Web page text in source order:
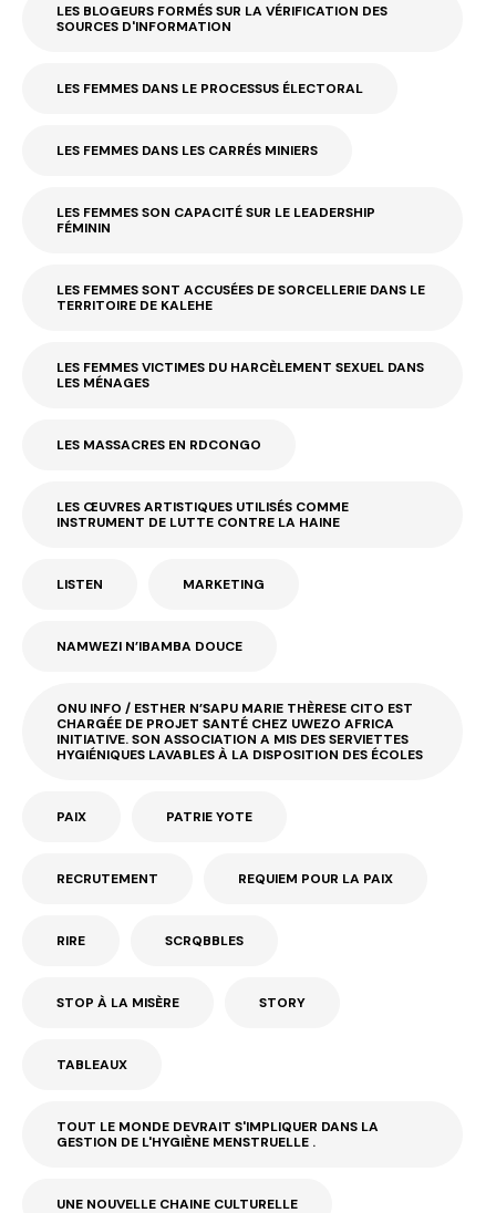
LES BLOGEURS FORMÉS SUR LA VÉRIFICATION DES
SOURCES D'INFORMATION
LES FEMMES DANS LE PROCESSUS ÉLECTORAL
LES FEMMES DANS LES CARRÉS MINIERS
LES FEMMES SON CAPACITÉ SUR LE LEADERSHIP
FÉMININ
LES FEMMES SONT ACCUSÉES DE SORCELLERIE DANS LE
TERRITOIRE DE KALEHE
LES FEMMES VICTIMES DU HARCÈLEMENT SEXUEL DANS
LES MÉNAGES
LES MASSACRES EN RDCONGO
LES ŒUVRES ARTISTIQUES UTILISÉS COMME
INSTRUMENT DE LUTTE CONTRE LA HAINE
LISTEN MARKETING
NAMWEZI N’IBAMBA DOUCE
ONU INFO / ESTHER N’SAPU MARIE THÈRESE CITO EST
CHARGÉE DE PROJET SANTÉ CHEZ UWEZO AFRICA
INITIATIVE. SON ASSOCIATION A MIS DES SERVIETTES
HYGIÉNIQUES LAVABLES À LA DISPOSITION DES ÉCOLES
PAIX PATRIE YOTE
RECRUTEMENT REQUIEM POUR LA PAIX
RIRE SCRQBBLES
STOP À LA MISÈRE STORY
TABLEAUX
TOUT LE MONDE DEVRAIT S'IMPLIQUER DANS LA
GESTION DE L'HYGIÈNE MENSTRUELLE .
UNE NOUVELLE CHAINE CULTURELLE